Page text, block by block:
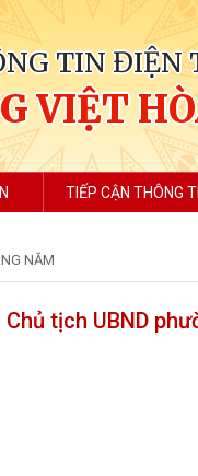
TIN ĐIỆN
VIỆT
TIẾP CẬN THÔNG
NĂM
tịch UBND